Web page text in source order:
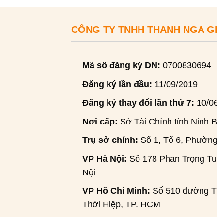
CÔNG TY TNHH THANH NGA
Mã số đăng ký DN: 0700830694
Đăng ký lần đầu: 11/09/2019
Đăng ký thay đổi lần thứ 7: 10/
Nơi cấp: Sở Tài Chính tỉnh Ninh
Trụ sở chính: Số 1, Tổ 6,
VP Hà Nội: Số 178 Phan Trọng
Nội
VP Hồ Chí Minh: Số 510 đường
Thới Hiệp, TP. HCM